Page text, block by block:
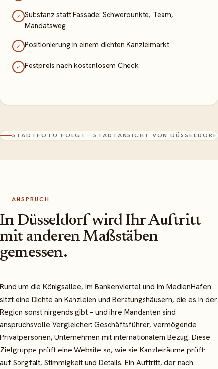
✓ Substanz statt Fassade: Schwerpunkte, Team,
Mandatsweg
✓ Positionierung in einem dichten Kanzleimarkt
✓ Festpreis nach kostenlosem Check
STADTFOTO FOLGT · STADTANSICHT VON DÜSSELDORF
ANSPRUCH
In Düsseldorf wird Ihr Auftritt
mit anderen Maßstäben
gemessen.
Rund um die Königsallee, im Bankenviertel und im MedienHafen
sitzt eine Dichte an Kanzleien und Beratungshäusern, die es in der
Region sonst nirgends gibt – und ihre Mandanten sind
anspruchsvolle Vergleicher: Geschäftsführer, vermögende
Privatpersonen, Unternehmen mit internationalem Bezug. Diese
Zielgruppe prüft eine Website so, wie sie Kanzleiräume prüft:
auf Sorgfalt, Stimmigkeit und Details. Ein Auftritt, der nach